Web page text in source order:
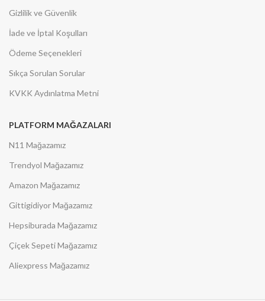
Gizlilik ve Güvenlik
İade ve İptal Koşulları
Ödeme Seçenekleri
Sıkça Sorulan Sorular
KVKK Aydınlatma Metni
PLATFORM MAĞAZALARI
N11 Mağazamız
Trendyol Mağazamız
Amazon Mağazamız
Gittigidiyor Mağazamız
Hepsiburada Mağazamız
Çiçek Sepeti Mağazamız
Aliexpress Mağazamız